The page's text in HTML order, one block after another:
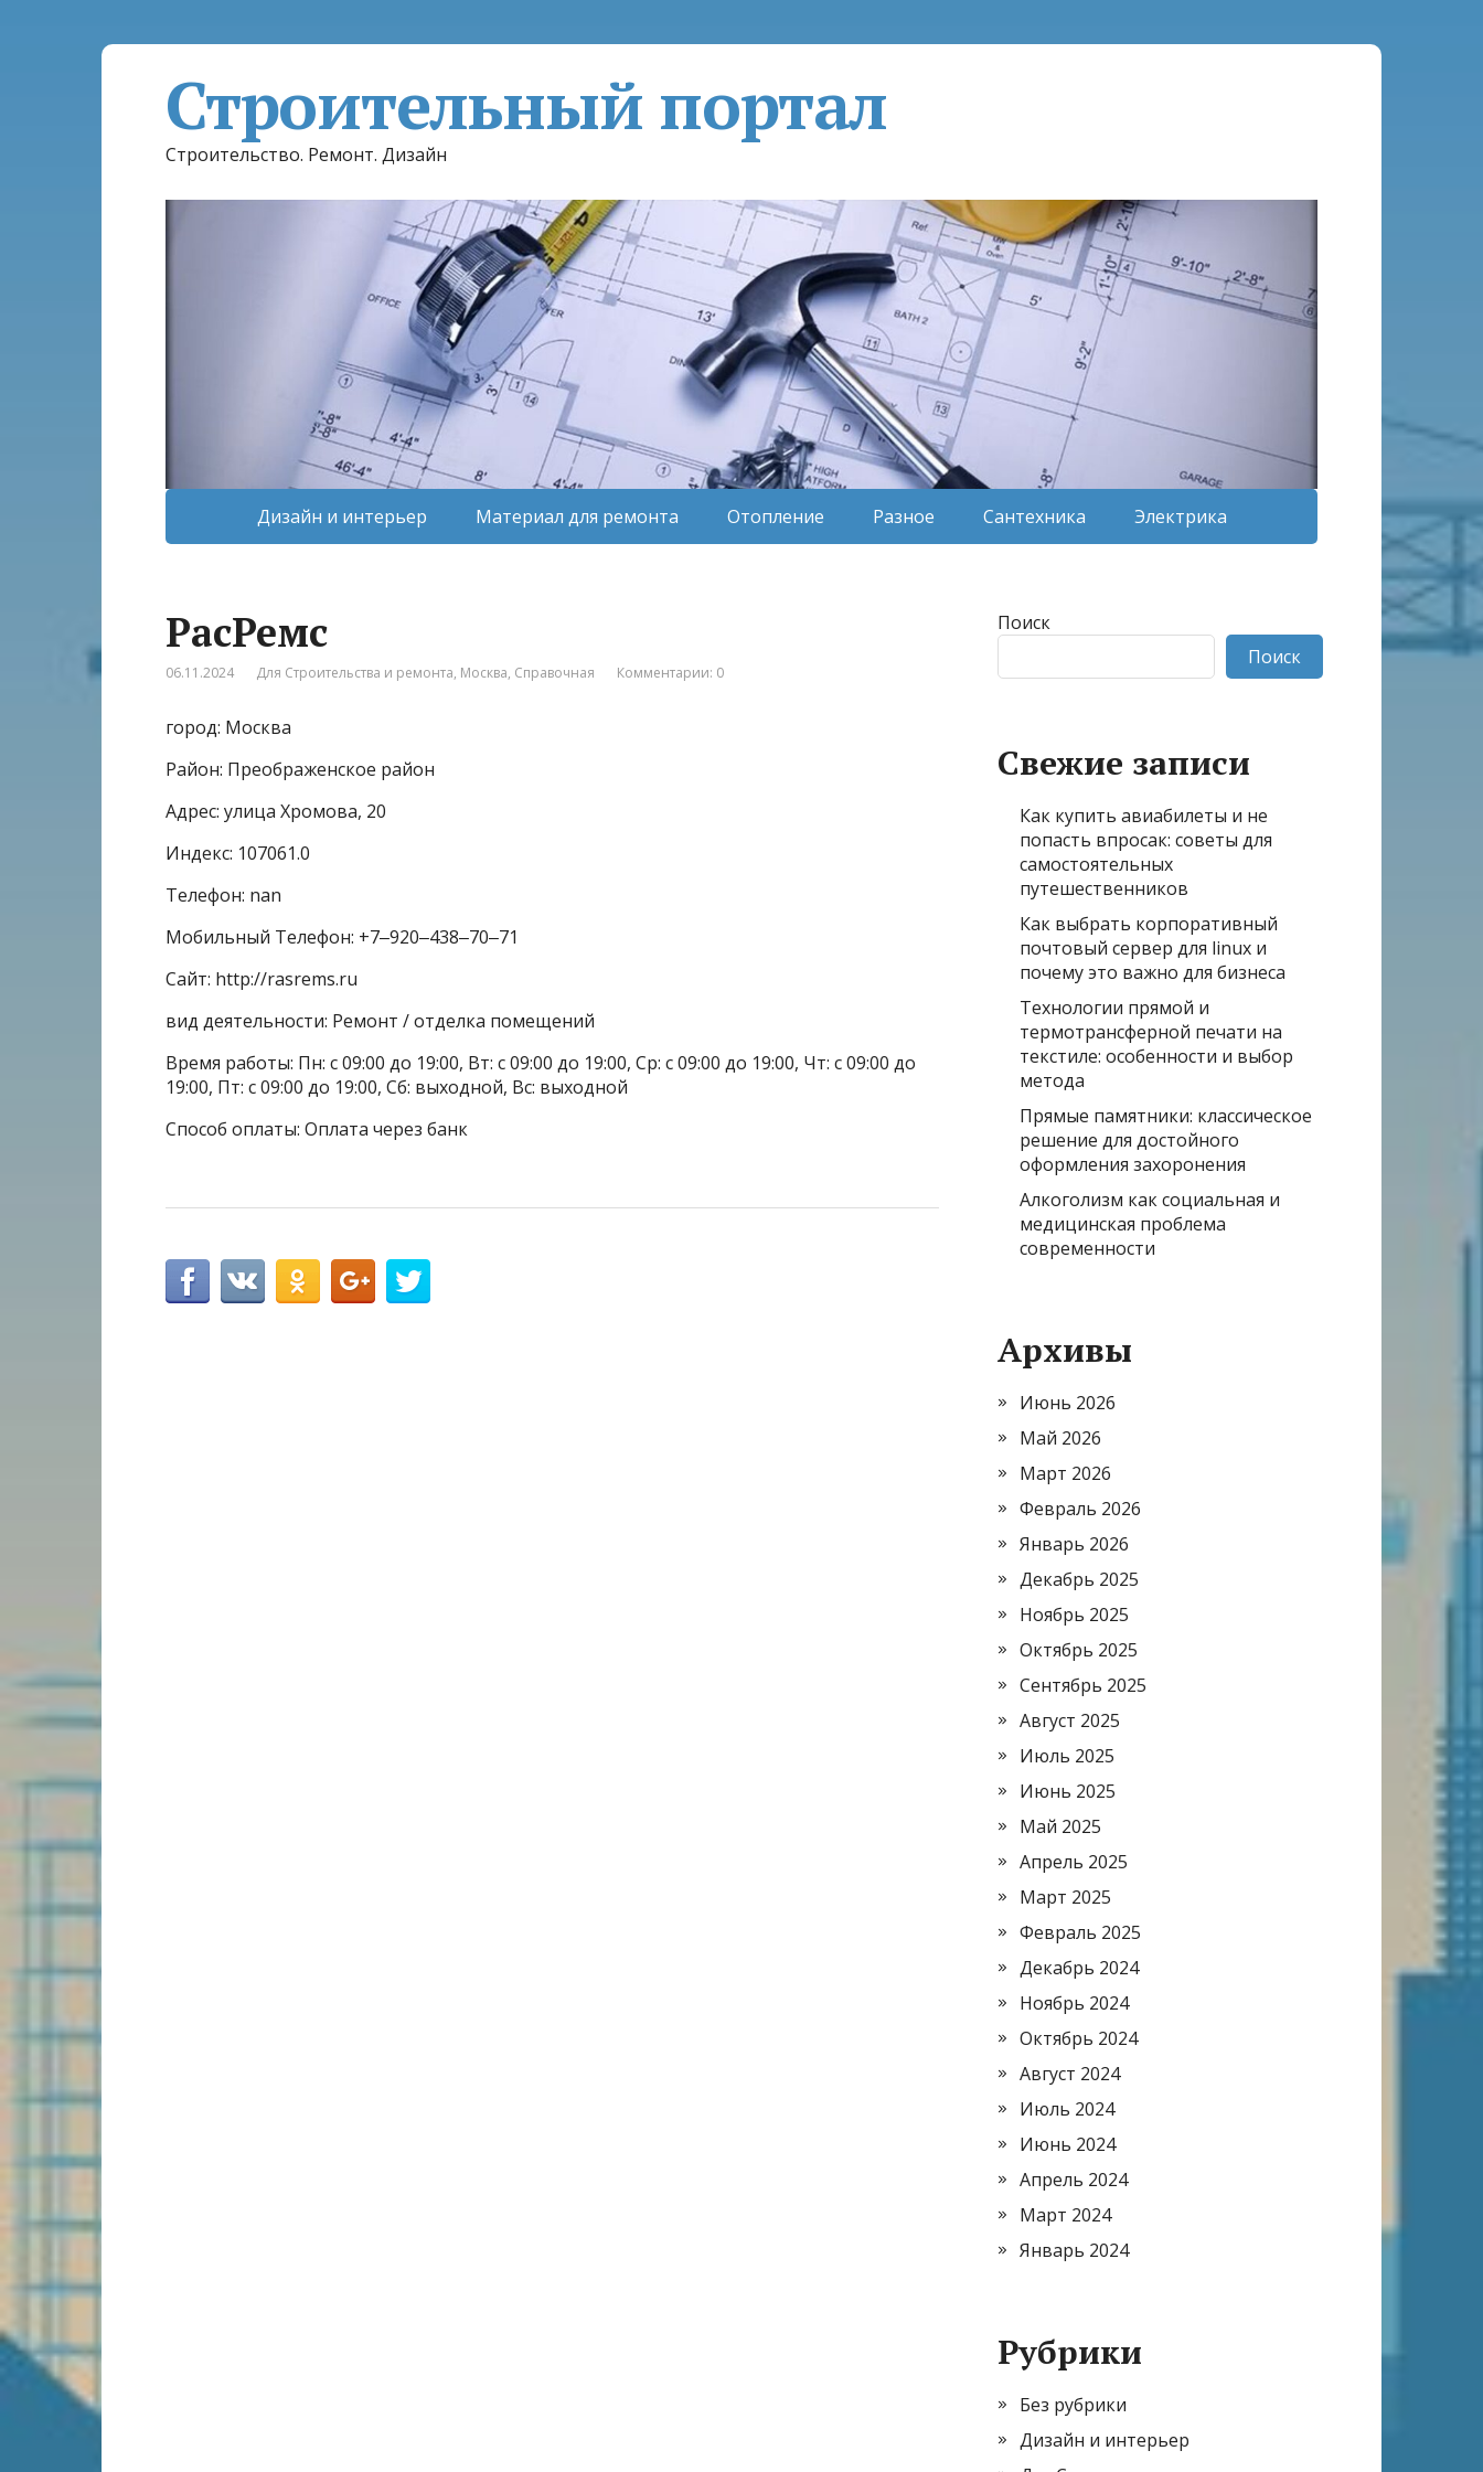
Строительный портал
Строительство. Ремонт. Дизайн
Дизайн и интерьер Материал для ремонта Отопление Разное Сантехника Электрика
РасРемс
06.11.2024 Для Строительства и ремонта, Москва, Справочная Комментарии: 0
город: Москва
Район: Преображенское район
Адрес: улица Хромова, 20
Индекс: 107061.0
Телефон: nan
Мобильный Телефон: +7‒920‒438‒70‒71
Сайт: http://rasrems.ru
вид деятельности: Ремонт / отделка помещений
Время работы: Пн: с 09:00 до 19:00, Вт: с 09:00 до 19:00, Ср: с 09:00 до 19:00, Чт: с 09:00 до
19:00, Пт: с 09:00 до 19:00, Сб: выходной, Вс: выходной
Способ оплаты: Оплата через банк
Поиск
Поиск
Свежие записи
Как купить авиабилеты и не
попасть впросак: советы для
самостоятельных
путешественников
Как выбрать корпоративный
почтовый сервер для linux и
почему это важно для бизнеса
Технологии прямой и
термотрансферной печати на
текстиле: особенности и выбор
метода
Прямые памятники: классическое
решение для достойного
оформления захоронения
Алкоголизм как социальная и
медицинская проблема
современности
Архивы
Июнь 2026
Май 2026
Март 2026
Февраль 2026
Январь 2026
Декабрь 2025
Ноябрь 2025
Октябрь 2025
Сентябрь 2025
Август 2025
Июль 2025
Июнь 2025
Май 2025
Апрель 2025
Март 2025
Февраль 2025
Декабрь 2024
Ноябрь 2024
Октябрь 2024
Август 2024
Июль 2024
Июнь 2024
Апрель 2024
Март 2024
Январь 2024
Рубрики
Без рубрики
Дизайн и интерьер